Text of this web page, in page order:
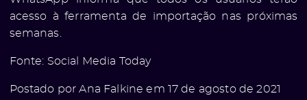
acesso à ferramenta de importação nas próximas
semanas.
Fonte: Social Media Today
Postado por Ana Falkine em 17 de agosto de 2021